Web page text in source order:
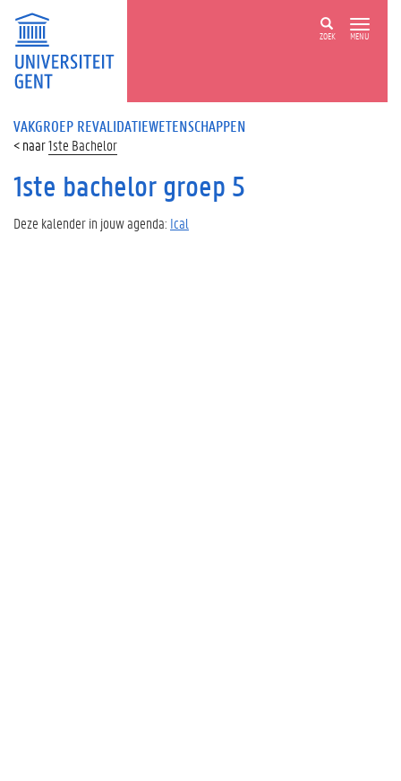
ZOEK MENU
VAKGROEP REVALIDATIEWETENSCHAPPEN
1ste Bachelor
1ste bachelor groep 5
Deze kalender in jouw agenda: Ical